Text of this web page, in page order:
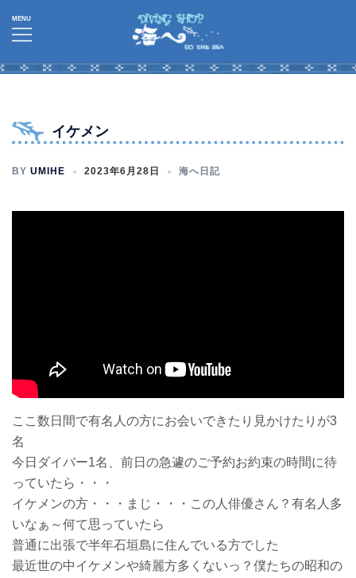
ン
イケメン
BY UMIHE 2023年6月28日 海へ日記
ここ数日間で有名人の方にお会いできたり見かけたりが3
名
今日ダイバー1名、前日の急遽のご予約お約束の時間に待
っていたら・・・
イケメンの方・・・まじ・・・この人俳優さん？有名人多
いなぁ～何て思っていたら
普通に出張で半年石垣島に住んでいる方でした
最近世の中イケメンや綺麗方多くないっ？僕たちの昭和の